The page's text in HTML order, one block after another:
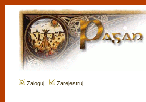
Zaloguj Zarejestruj